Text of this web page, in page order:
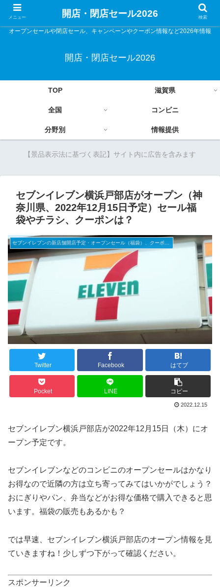
オープンセールや閉店セール、キャンペーンやクーポン情報など2026年情報
開店・閉店セール2026
TOP 滋賀県
全国 コンビニ
分野別 情報提供
【景品表示法に基づく表記】サイト内に広告を含みます
セブンイレブン横浜戸部店がオープン（神
奈川県、2022年12月15日予定）セール福
袋やチラシ、クーポンは？
Twitter Facebook はてブ
Pocket LINE コピー
2022.12.15
セブンイレブン横浜戸部店が2022年12月15日（木）にオ
ープン予定です。
セブンイレブンなどのコンビニのオープンセールはかなり
お得なので近隣の方は立ち寄ってみてはいかがでしょう？
おにぎりやパン、弁当などがお得な価格で購入できると思
います。福袋の販売もあるかも？
では早速、セブンイレブン横浜戸部店のオープン情報を見
ていきますね！少しずつ下がって確認ください。
スポンサーリンク
メニュー 開店・閉店セール2026 検索